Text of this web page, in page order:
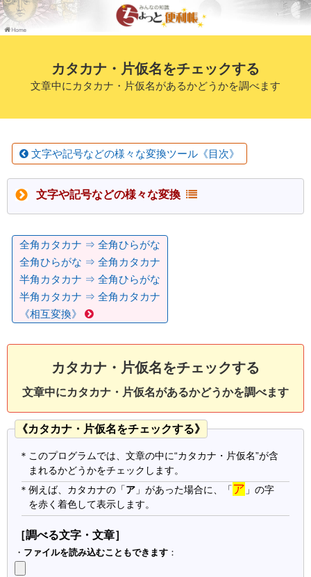
カタカナ・片仮名をチェックする
文章中にカタカナ・片仮名があるかどうかを調べます
文字や記号などの様々な変換ツール《目次》
文字や記号などの様々な変換
全角カタカナ ⇒ 全角ひらがな
全角ひらがな ⇒ 全角カタカナ
半角カタカナ ⇒ 全角ひらがな
半角カタカナ ⇒ 全角カタカナ
《相互変換》
カタカナ・片仮名をチェックする
文章中にカタカナ・片仮名があるかどうかを調べます
《カタカナ・片仮名をチェックする》
＊このプログラムでは、文章の中に“カタカナ・片仮名”が含
まれるかどうかをチェックします。
＊例えば、カタカナの「ア 」があった場合に、「ア 」の字
を赤く着色して表示します。
［調べる文字・文章］
・ ファイルを読み込むこともできます ：